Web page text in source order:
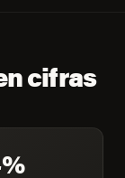
cifras